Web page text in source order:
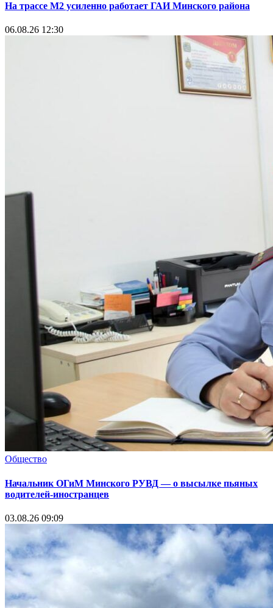
На трассе М2 усиленно работает ГАИ Минского района
06.08.26 12:30
Общество
Начальник ОГиМ Минского РУВД — о высылке пьяных
водителей-иностранцев
03.08.26 09:09